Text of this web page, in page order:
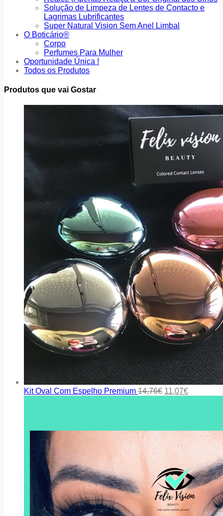
Solução de Limpeza de Lentes de Contacto e
Lagrimas Lubrificantes
Super Natural Vision Sem Anel Limbal
O Boticário®
Corpo
Perfumes Para Mulher
Oportunidade Única !
Todos os Produtos
Produtos que vai Gostar
Kit Oval Com Espelho Premium 14,76€ 11,07€